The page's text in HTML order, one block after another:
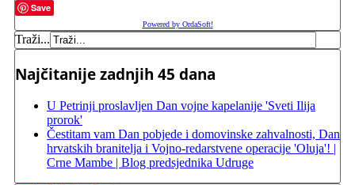
Save
Powered by OrdaSoft!
Traži...
Najčitanije zadnjih 45 dana
U Petrinji proslavljen Dan vojne kapelanije 'Sveti Ilija
prorok'
Čestitam vam Dan pobjede i domovinske zahvalnosti, Dan
hrvatskih branitelja i Vojno-redarstvene operacije 'Oluja'! |
Crne Mambe | Blog predsjednika Udruge